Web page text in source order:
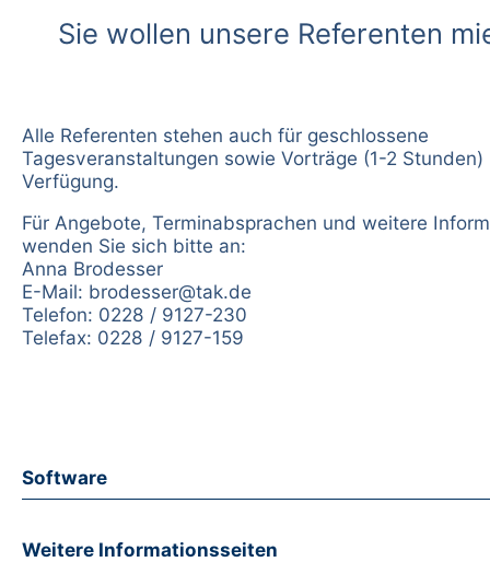
Sie wollen unsere Referenten
Alle Referenten stehen auch für geschlossene
Tagesveranstaltungen sowie Vorträge (1-2 Stunden)
Verfügung.
Für Angebote, Terminabsprachen und weitere
wenden Sie sich bitte an:
Anna Brodesser
E-Mail: brodesser@tak.de
Telefon: 0228 / 9127-230
Telefax: 0228 / 9127-159
Software
Weitere Informationsseiten